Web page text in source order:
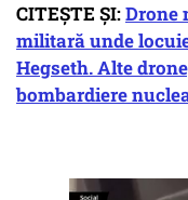
CITEȘTE ȘI:Drone
militară unde
Hegseth. Alte
bombardiere